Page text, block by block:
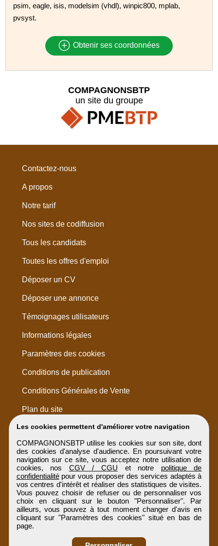
psim, eagle, isis, modelsim (vhdl), winpic800, mplab,
pvsyst.
Obtenir ses coordonnées
Les cookies permettent d'améliorer votre navigation
COMPAGNONSBTP utilise les cookies sur son site, dont
des cookies d'analyse d'audience. En poursuivant votre
navigation sur ce site, vous acceptez notre utilisation de
cookies, nos CGV / CGU et notre politique de
confidentialitépour vous proposer des services adaptés à
vos centres d'intérêt et réaliser des statistiques de visites.
Vous pouvez choisir de refuser ou de personnaliser vos
choix en cliquant sur le bouton "Personnaliser". Par
ailleurs, vous pouvez à tout moment changer d'avis en
cliquant sur "Paramètres des cookies" situé en bas de
page.
COMPAGNONSBTP
un site du groupe
Contactez-nous
A propos
Notre tarif
Nos sites de codiffusion
Tous les candidats
Toutes les offres d'emploi
Déposer un CV
Déposer une annonce
Témoignages utilisateurs
Informations légales
Paramètres des cookies
Conditions de publication
Conditions Générales de Vente
Plan du site